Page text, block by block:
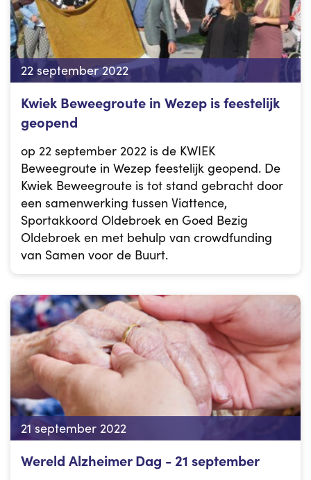
22 september 2022
Kwiek Beweegroute in Wezep is feestelijk
geopend
op 22 september 2022 is de KWIEK
Beweegroute in Wezep feestelijk geopend. De
Kwiek Beweegroute is tot stand gebracht door
een samenwerking tussen Viattence,
Sportakkoord Oldebroek en Goed Bezig
Oldebroek en met behulp van crowdfunding
van Samen voor de Buurt.
21 september 2022
Wereld Alzheimer Dag - 21 september